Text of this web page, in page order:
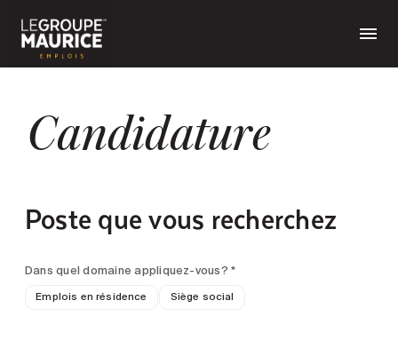
Candidature
Poste que vous recherchez
Dans quel domaine appliquez-vous? *
Emplois en résidence Siège social